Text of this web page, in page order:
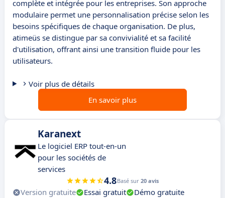
complète et intégrée pour les entreprises. Son approche
modulaire permet une personnalisation précise selon les
besoins spécifiques de chaque organisation. De plus,
atimeüs se distingue par sa convivialité et sa facilité
d'utilisation, offrant ainsi une transition fluide pour les
utilisateurs.
Voir plus de détails
En savoir plus
Karanext
Le logiciel ERP tout-en-un
pour les sociétés de
services
4.8Basé sur 20 avis
Version gratuite Essai gratuit
Démo gratuite